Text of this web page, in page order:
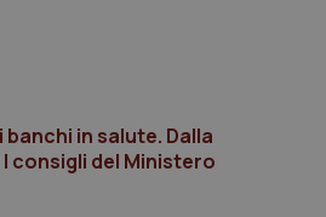
in salute. Dalla
consigli del Ministero